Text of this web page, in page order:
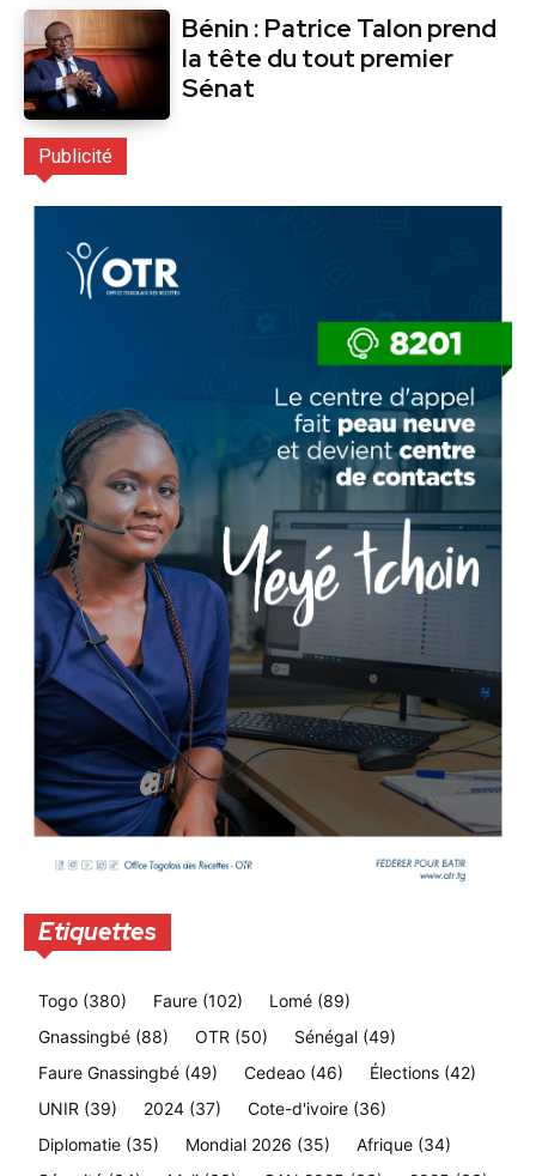
Bénin : Patrice Talon prend
la tête du tout premier
Sénat
Publicité
Etiquettes
Togo (380) Faure (102) Lomé (89)
Gnassingbé (88) OTR (50) Sénégal (49)
Faure Gnassingbé (49) Cedeao (46) Élections (42)
UNIR (39) 2024 (37) Cote-d'ivoire (36)
Diplomatie (35) Mondial 2026 (35) Afrique (34)